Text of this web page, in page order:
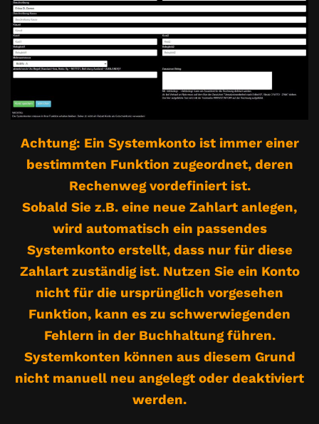
Achtung: Ein Systemkonto ist immer einer
bestimmten Funktion zugeordnet, deren
Rechenweg vordefiniert ist.
Sobald Sie z.B. eine neue Zahlart anlegen,
wird automatisch ein passendes
Systemkonto erstellt, dass nur für diese
Zahlart zuständig ist. Nutzen Sie ein Konto
nicht für die ursprünglich vorgesehen
Funktion, kann es zu schwerwiegenden
Fehlern in der Buchhaltung führen.
Systemkonten können aus diesem Grund
nicht manuell neu angelegt oder deaktiviert
werden.